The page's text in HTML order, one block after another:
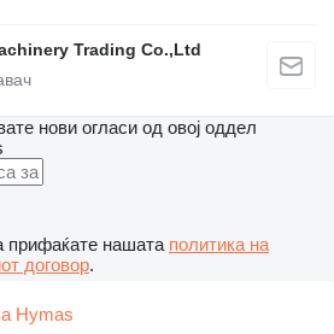
Trading Co.,Ltd
нови огласи од овој оддел
прифаќате нашата политика на
договор.
Hymas